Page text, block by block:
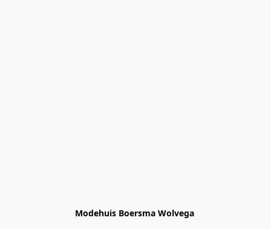
Modehuis Boersma Wolvega